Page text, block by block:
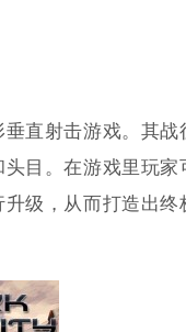
直射击游戏。其战
目。在游戏里玩家
级，从而打造出终